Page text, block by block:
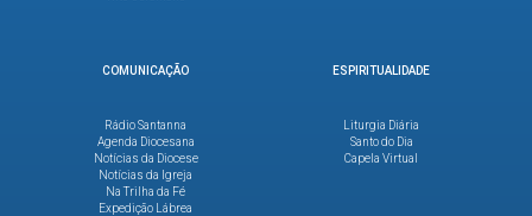
COMUNICAÇÃO
Rádio Santanna
Agenda Diocesana
Notícias da Diocese
Notícias da Igreja
Na Trilha da Fé
Expedição Lábrea
ESPIRITUALIDADE
Liturgia Diária
Santo do Dia
Capela Virtual